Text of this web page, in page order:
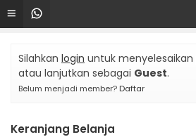
Silahkan login untuk
atau lanjutkan sebagai Guest.
Belum menjadi member? Daftar
Keranjang Belanja